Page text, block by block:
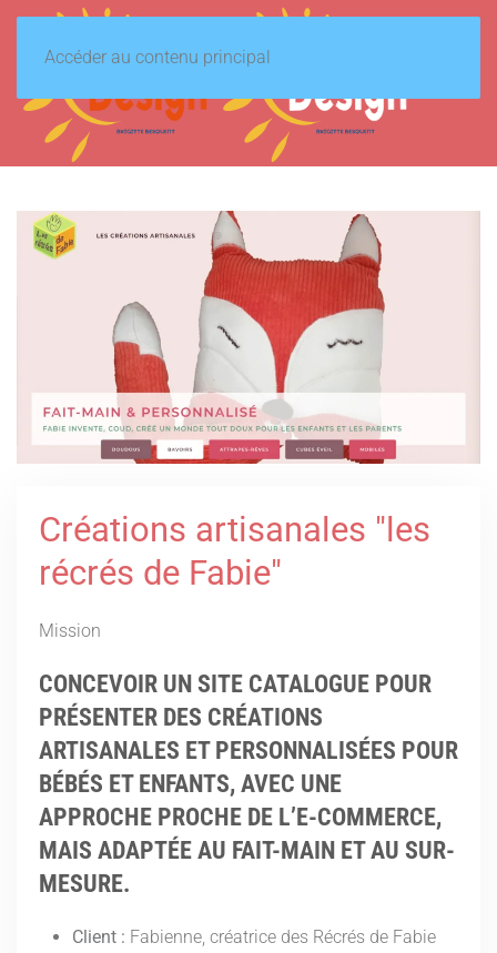
Accéder au contenu principal
Créations artisanales "les
récrés de Fabie"
Mission
CONCEVOIR UN SITE CATALOGUE POUR
PRÉSENTER DES CRÉATIONS
ARTISANALES ET PERSONNALISÉES POUR
BÉBÉS ET ENFANTS, AVEC UNE
APPROCHE PROCHE DE L’E-COMMERCE,
MAIS ADAPTÉE AU FAIT-MAIN ET AU SUR-
MESURE.
Client : Fabienne, créatrice des Récrés de Fabie